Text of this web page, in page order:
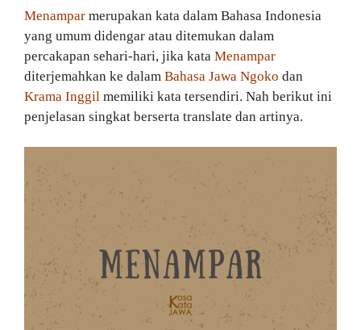
Menampar merupakan kata dalam Bahasa Indonesia
yang umum didengar atau ditemukan dalam
percakapan sehari-hari, jika kata Menampar
diterjemahkan ke dalam Bahasa Jawa Ngoko dan
Krama Inggil memiliki kata tersendiri. Nah berikut ini
penjelasan singkat berserta translate dan artinya.